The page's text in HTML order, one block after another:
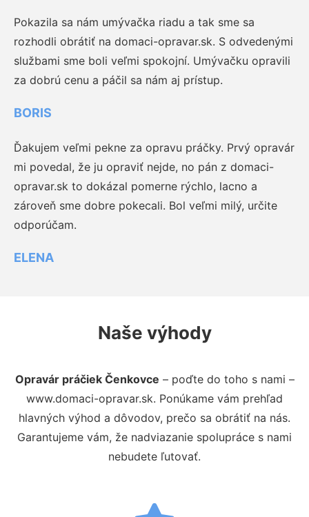
Pokazila sa nám umývačka riadu a tak sme sa
rozhodli obrátiť na domaci-opravar.sk. S odvedenými
službami sme boli veľmi spokojní. Umývačku opravili
za dobrú cenu a páčil sa nám aj prístup.
BORIS
Ďakujem veľmi pekne za opravu práčky. Prvý opravár
mi povedal, že ju opraviť nejde, no pán z domaci-
opravar.sk to dokázal pomerne rýchlo, lacno a
zároveň sme dobre pokecali. Bol veľmi milý, určite
odporúčam.
ELENA
Naše výhody
Opravár práčiek Čenkovce – poďte do toho s nami –
www.domaci-opravar.sk. Ponúkame vám prehľad
hlavných výhod a dôvodov, prečo sa obrátiť na nás.
Garantujeme vám, že nadviazanie spolupráce s nami
nebudete ľutovať.